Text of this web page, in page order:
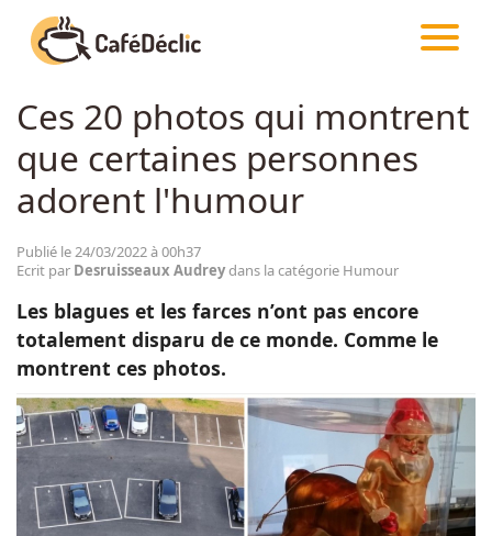
Créativité
Astuces
Divertissement
Emotion
Animaux
CAFÉDÉCLIC ARTICLES HUMOUR
Ces 20 photos qui montrent
que certaines personnes
adorent l'humour
Publié le 24/03/2022 à 00h37
Ecrit par Desruisseaux Audreydans la catégorie Humour
Les blagues et les farces n’ont pas encore
totalement disparu de ce monde. Comme le
montrent ces photos.